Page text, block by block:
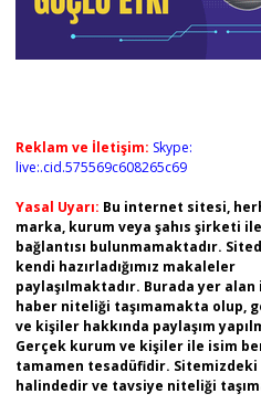
Reklam ve İletişim: Skype:
live:.cid.575569c608265c69
Yasal Uyarı: Bu internet sitesi,
marka, kurum veya şahıs şirketi
bağlantısı bulunmamaktadır.
kendi hazırladığımız makaleler
paylaşılmaktadır. Burada yer
haber niteliği taşımamakta olup,
ve kişiler hakkında paylaşım
Gerçek kurum ve kişiler ile isim
tamamen tesadüfidir.
halindedir ve tavsiye niteliği